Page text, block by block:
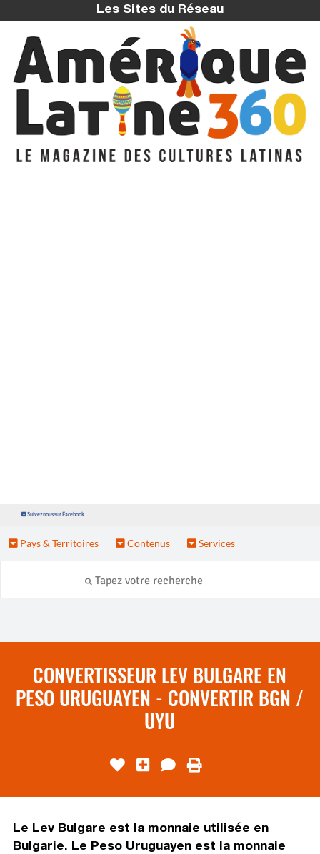
Les Sites du Réseau
Suivez nous sur Facebook
Pays & Territoires Contenus Services
CONVERTISSEUR LEV BULGARE EN
PESO URUGUAYEN - CONVERTIR BGN /
UYU
Le Lev Bulgare est la monnaie utilisée en
Bulgarie. Le Peso Uruguayen est la monnaie